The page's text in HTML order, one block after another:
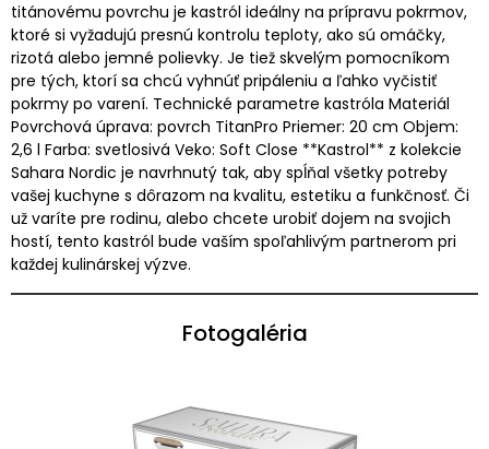
titánovému povrchu je kastról ideálny na prípravu pokrmov,
ktoré si vyžadujú presnú kontrolu teploty, ako sú omáčky,
rizotá alebo jemné polievky. Je tiež skvelým pomocníkom
pre tých, ktorí sa chcú vyhnúť pripáleniu a ľahko vyčistiť
pokrmy po varení. Technické parametre kastróla Materiál
Povrchová úprava: povrch TitanPro Priemer: 20 cm Objem:
2,6 l Farba: svetlosivá Veko: Soft Close **Kastrol** z kolekcie
Sahara Nordic je navrhnutý tak, aby spĺňal všetky potreby
vašej kuchyne s dôrazom na kvalitu, estetiku a funkčnosť. Či
už varíte pre rodinu, alebo chcete urobiť dojem na svojich
hostí, tento kastról bude vaším spoľahlivým partnerom pri
každej kulinárskej výzve.
Fotogaléria